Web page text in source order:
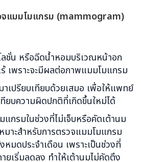
แมมโมแกรม (mammogram)
ชั่น หรือฉีดน้ำหอมบริเวณหน้าอก
เพราะจะมีผลต่อภาพแมมโมแกรม
าเปรียบเทียบด้วยเสมอ เพื่อให้แพทย์
ทียบความผิดปกติที่เกิดขึ้นใหม่ได้
แกรมในช่วงที่ไม่เจ็บหรือคัดเต้านม
มาะสำหรับการตรวจแมมโมแกรม
มดประจำเดือน เพราะเป็นช่วงที่
ยเริ่มลดลง ทำให้เต้านมไม่คัดตึง